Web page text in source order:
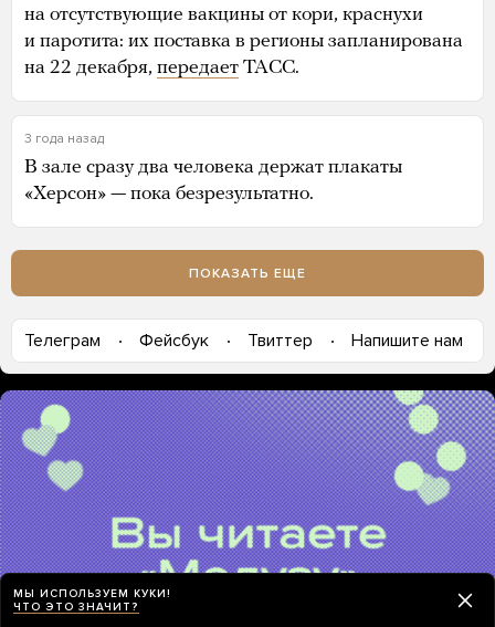
на отсутствующие вакцины от кори, краснухи
и паротита: их поставка в регионы запланирована
на 22 декабря, передает ТАСС.
3 года назад
В зале сразу два человека держат плакаты
«Херсон» — пока безрезультатно.
ПОКАЗАТЬ ЕЩЕ
Телеграм Фейсбук Твиттер Напишите нам
МЫ ИСПОЛЬЗУЕМ КУКИ!
ЧТО ЭТО ЗНАЧИТ?